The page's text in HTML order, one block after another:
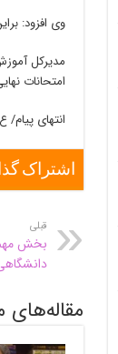
وی افزود:
مدیرکل
امتحانات
انتهای پیام/ ع
اشتراک
قبلی
بخش
مقاله‌های